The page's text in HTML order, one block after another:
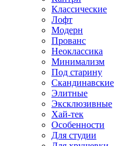
Классические
Лофт
Модерн
Прованс
Неоклассика
Минимализм
Под старину
Скандинавские
Элитные
Эксклюзивные
Хай-тек
Особенности
Для студии